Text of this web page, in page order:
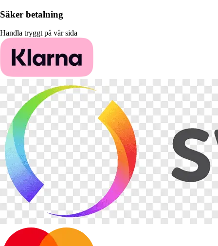
Säker betalning
Handla tryggt på vår sida